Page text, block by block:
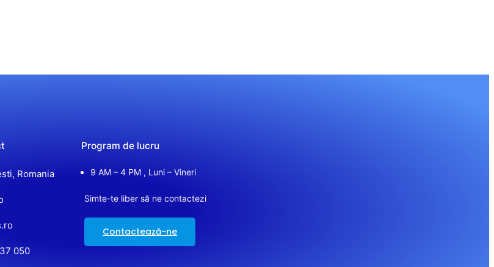
Romania
050
Program de lucru
9 AM – 4 PM , Luni – Vineri
Simte-te liber să ne contactezi
Contactează-ne